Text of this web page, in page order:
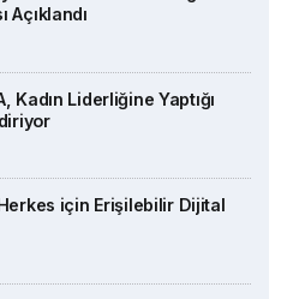
Açıklandı
Kadın Liderliğine Yaptığı
için Erişilebilir Dijital